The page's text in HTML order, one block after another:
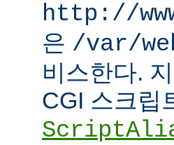
http://
은 /var/
비스한다.
CGI 스크립